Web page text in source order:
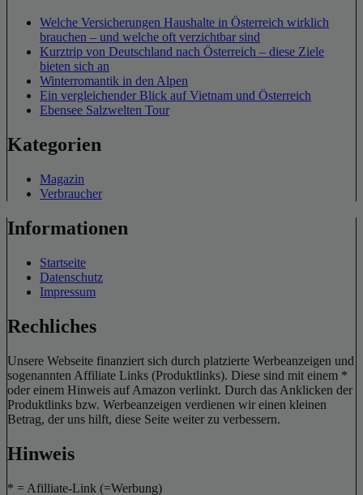
Welche Versicherungen Haushalte in Österreich wirklich
brauchen – und welche oft verzichtbar sind
Kurztrip von Deutschland nach Österreich – diese Ziele
bieten sich an
Winterromantik in den Alpen
Ein vergleichender Blick auf Vietnam und Österreich
Ebensee Salzwelten Tour
Kategorien
Magazin
Verbraucher
Informationen
Startseite
Datenschutz
Impressum
Rechliches
Unsere Webseite finanziert sich durch platzierte Werbeanzeigen und
sogenannten Affiliate Links (Produktlinks). Diese sind mit einem *
oder einem Hinweis auf Amazon verlinkt. Durch das Anklicken der
Produktlinks bzw. Werbeanzeigen verdienen wir einen kleinen
Betrag, der uns hilft, diese Seite weiter zu verbessern.
Hinweis
* = Afilliate-Link (=Werbung)